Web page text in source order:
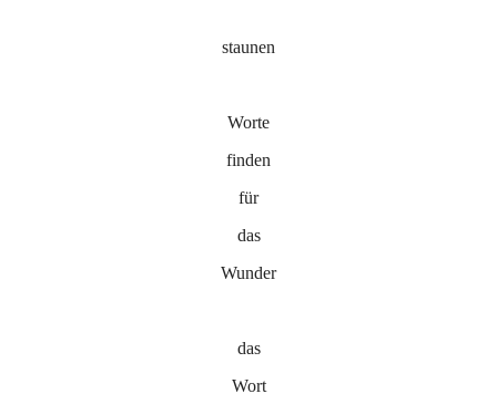
staunen
Worte
finden
für
das
Wunder
das
Wort